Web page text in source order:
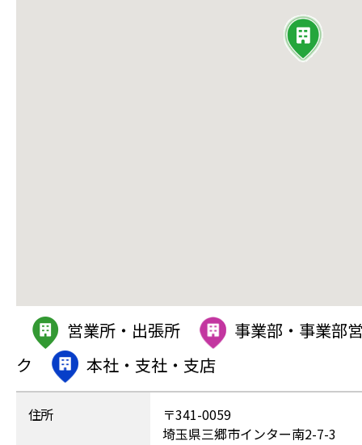
営業所・出張所
事業部・事業部
ク
本社・支社・支店
住所
〒341-0059
埼玉県三郷市インター南2-7-3